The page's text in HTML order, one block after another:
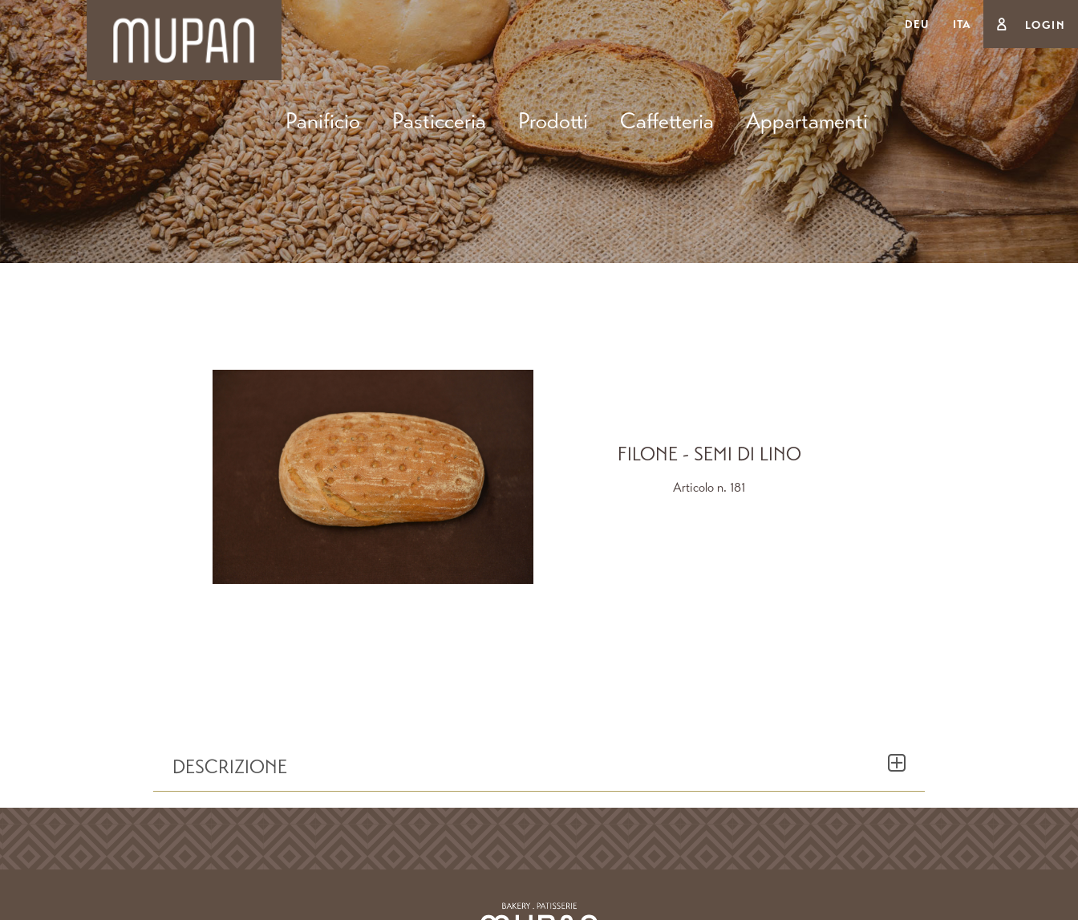
DEU ITA LOGIN
Panificio Pasticceria Prodotti Caffetteria Appartamenti
FILONE - SEMI DI LINO
Articolo n. 181
DESCRIZIONE